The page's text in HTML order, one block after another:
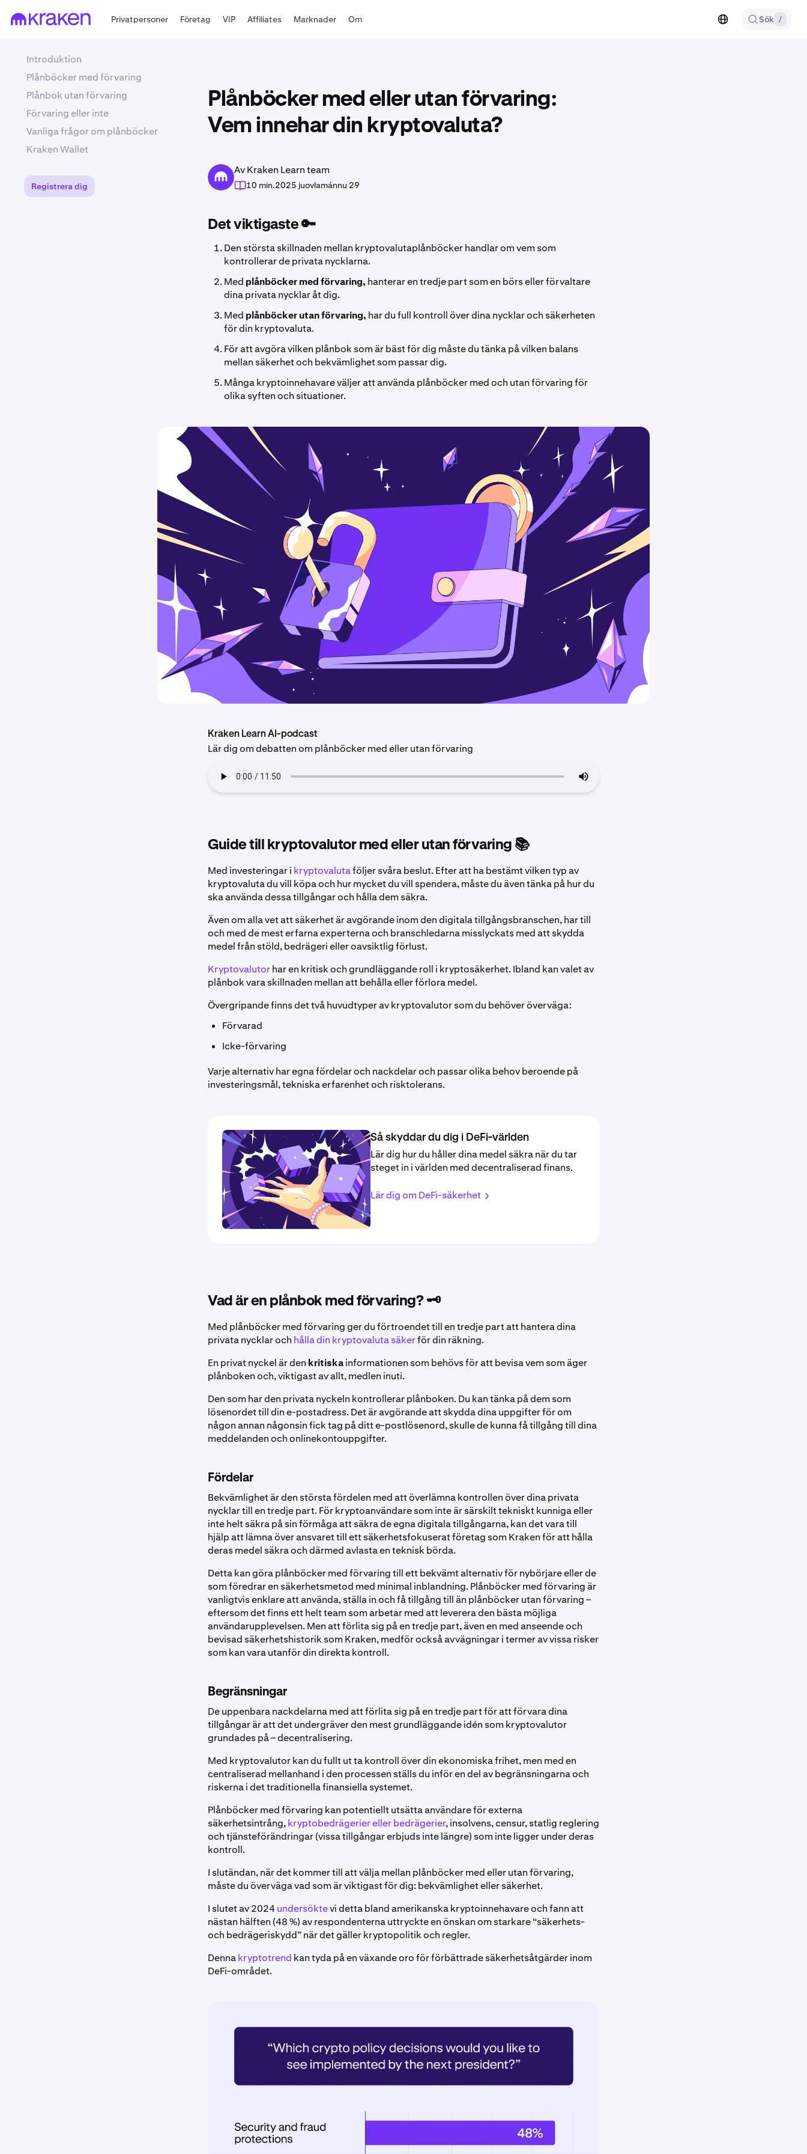
Privatpersoner Företag VIP Affiliates Marknader Om Sök /
Plånböcker med eller utan förvaring:
Vem innehar din kryptovaluta?
Av Kraken Learn team
10 min.2025 juovlamánnu 29
Det viktigaste 🔑
Den största skillnaden mellan kryptovalutaplånböcker handlar om vem som
kontrollerar de privata nycklarna.
Med plånböcker med förvaring, hanterar en tredje part som en börs eller förvaltare
dina privata nycklar åt dig.
Med plånböcker utan förvaring, har du full kontroll över dina nycklar och säkerheten
för din kryptovaluta.
För att avgöra vilken plånbok som är bäst för dig måste du tänka på vilken balans
mellan säkerhet och bekvämlighet som passar dig.
Många kryptoinnehavare väljer att använda plånböcker med och utan förvaring för
olika syften och situationer.
Kraken Learn AI-podcast
Lär dig om debatten om plånböcker med eller utan förvaring
Guide till kryptovalutor med eller utan förvaring 📚
Med investeringar i kryptovalutaföljer svåra beslut. Efter att ha bestämt vilken typ av
kryptovaluta du vill köpa och hur mycket du vill spendera, måste du även tänka på hur du
ska använda dessa tillgångar och hålla dem säkra.
Även om alla vet att säkerhet är avgörande inom den digitala tillgångsbranschen, har till
och med de mest erfarna experterna och branschledarna misslyckats med att skydda
medel från stöld, bedrägeri eller oavsiktlig förlust.
Kryptovalutorhar en kritisk och grundläggande roll i kryptosäkerhet. Ibland kan valet av
plånbok vara skillnaden mellan att behålla eller förlora medel.
Övergripande finns det två huvudtyper av kryptovalutor som du behöver överväga:
Förvarad
Icke-förvaring
Varje alternativ har egna fördelar och nackdelar och passar olika behov beroende på
investeringsmål, tekniska erfarenhet och risktolerans.
Så skyddar du dig i DeFi-världen
Lär dig hur du håller dina medel säkra när du tar
steget in i världen med decentraliserad finans.
Lär dig om DeFi-säkerhet
Vad är en plånbok med förvaring? 🗝️
Med plånböcker med förvaring ger du förtroendet till en tredje part att hantera dina
privata nycklar och hålla din kryptovaluta säkerför din räkning.
En privat nyckel är den kritiskainformationen som behövs för att bevisa vem som äger
plånboken och, viktigast av allt, medlen inuti.
Den som har den privata nyckeln kontrollerar plånboken. Du kan tänka på dem som
lösenordet till din e-postadress. Det är avgörande att skydda dina uppgifter för om
någon annan någonsin fick tag på ditt e-postlösenord, skulle de kunna få tillgång till dina
meddelanden och onlinekontouppgifter.
Fördelar
Bekvämlighet är den största fördelen med att överlämna kontrollen över dina privata
nycklar till en tredje part. För kryptoanvändare som inte är särskilt tekniskt kunniga eller
inte helt säkra på sin förmåga att säkra de egna digitala tillgångarna, kan det vara till
hjälp att lämna över ansvaret till ett säkerhetsfokuserat företag som Kraken för att hålla
deras medel säkra och därmed avlasta en teknisk börda.
Detta kan göra plånböcker med förvaring till ett bekvämt alternativ för nybörjare eller de
som föredrar en säkerhetsmetod med minimal inblandning. Plånböcker med förvaring är
vanligtvis enklare att använda, ställa in och få tillgång till än plånböcker utan förvaring –
eftersom det finns ett helt team som arbetar med att leverera den bästa möjliga
användarupplevelsen. Men att förlita sig på en tredje part, även en med anseende och
bevisad säkerhetshistorik som Kraken, medför också avvägningar i termer av vissa risker
som kan vara utanför din direkta kontroll.
Begränsningar
De uppenbara nackdelarna med att förlita sig på en tredje part för att förvara dina
tillgångar är att det undergräver den mest grundläggande idén som kryptovalutor
grundades på – decentralisering.
Med kryptovalutor kan du fullt ut ta kontroll över din ekonomiska frihet, men med en
centraliserad mellanhand i den processen ställs du inför en del av begränsningarna och
riskerna i det traditionella finansiella systemet.
Plånböcker med förvaring kan potentiellt utsätta användare för externa
säkerhetsintrång,kryptobedrägerier eller bedrägerier, insolvens, censur, statlig reglering
och tjänsteförändringar (vissa tillgångar erbjuds inte längre) som inte ligger under deras
kontroll.
I slutändan, när det kommer till att välja mellan plånböcker med eller utan förvaring,
måste du överväga vad som är viktigast för dig: bekvämlighet eller säkerhet.
I slutet av 2024 undersöktevi detta bland amerikanska kryptoinnehavare och fann att
nästan hälften (48 %) av respondenterna uttryckte en önskan om starkare “säkerhets-
och bedrägeriskydd” när det gäller kryptopolitik och regler.
Dennakryptotrend kan tyda på en växande oro för förbättrade säkerhetsåtgärder inom
DeFi-området.
Introduktion
Plånböcker med förvaring
Plånbok utan förvaring
Förvaring eller inte
Vanliga frågor om plånböcker
Kraken Wallet
Registrera dig